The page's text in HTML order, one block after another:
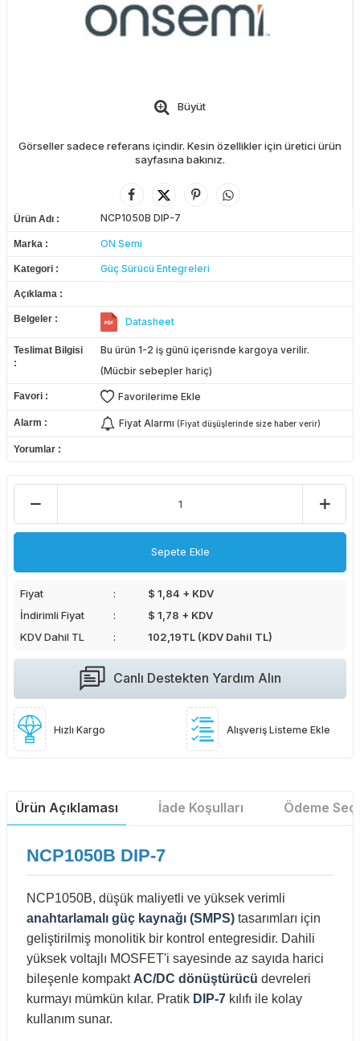
Büyüt
Görseller sadece referans içindir. Kesin özellikler için üretici ürün
sayfasına bakınız.
Ürün Adı NCP1050B DIP-7
Marka ON Semi
Kategori Güç Sürücü Entegreleri
Açıklama
Belgeler Datasheet
Teslimat Bilgisi
Bu ürün 1-2 iş günü içerisnde kargoya verilir.
(Mücbir sebepler hariç)
Favori Favorilerime Ekle
Alarm Fiyat Alarmı (Fiyat düşüşlerinde size haber verir)
Yorumlar
Sepete Ekle
Fiyat
$ 1,84 + KDV
İndirimli Fiyat
$ 1,78 + KDV
KDV Dahil TL
102,19TL (KDV Dahil TL)
Canlı Destekten Yardım Alın
Hızlı Kargo Alışveriş Listeme Ekle
Ürün Açıklaması İade Koşulları Ödeme
NCP1050B DIP-7
NCP1050B, düşük maliyetli ve yüksek verimli
anahtarlamalı güç kaynağı (SMPS) tasarımları için
geliştirilmiş monolitik bir kontrol entegresidir. Dahili
yüksek voltajlı MOSFET'i sayesinde az sayıda harici
bileşenle kompakt AC/DC dönüştürücü devreleri
kurmayı mümkün kılar. Pratik DIP-7 kılıfı ile kolay
kullanım sunar.